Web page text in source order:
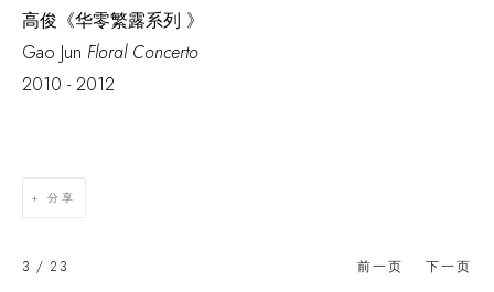
高俊《华零繁露系列 》
Gao Jun Floral Concerto
2010 - 2012
分享
前一页 下一页
3 / 23